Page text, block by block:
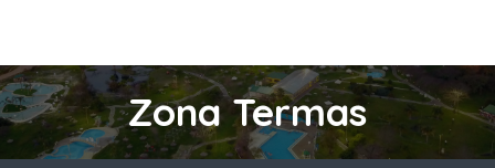
Zona Termas